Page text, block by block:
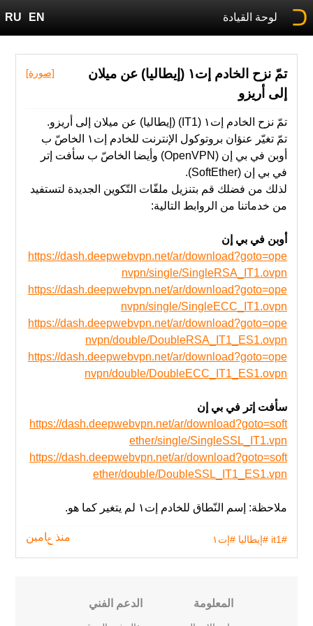
لوحة القيادة EN
RU
[صورة]
تمّ نزح الخادم إت١ (إيطاليا) عن ميلان
إلى أريزو
تمّ نزح الخادم إت١ (IT1) (إيطاليا) عن ميلان إلى أريزو.
تمّ ‫تغيّر عنؤان بروتوكول الإنترنت للخادم إت١ الخاصّ ب
أوبن في بي إن (OpenVPN) وأيضا الخاصّ ب سأفت إتر
في بي إن (SoftEther).
‫من‬ خدماتنا‬ ‫من‬ ‫الروابط‬ ‫التالية‬:
أوبن في بي إن
https://dash.deepwebvpn.net/ar/download?goto=ope
nvpn/single/SingleRSA_IT1.ovpn
https://dash.deepwebvpn.net/ar/download?goto=ope
nvpn/single/SingleECC_IT1.ovpn
https://dash.deepwebvpn.net/ar/download?goto=ope
nvpn/double/DoubleRSA_IT1_ES1.ovpn
https://dash.deepwebvpn.net/ar/download?goto=ope
nvpn/double/DoubleECC_IT1_ES1.ovpn
سأفت إتر في بي إن
https://dash.deepwebvpn.net/ar/download?goto=soft
ether/single/SingleSSL_IT1.vpn
https://dash.deepwebvpn.net/ar/download?goto=soft
ether/double/DoubleSSL_IT1_ES1.vpn
ملاحظة: إسم النّطاق للخادم إت١ لم يتغير‬ كما هو.
منذ عامين #it1 #إيطاليا #إت١
المعلومة الدعم الفني